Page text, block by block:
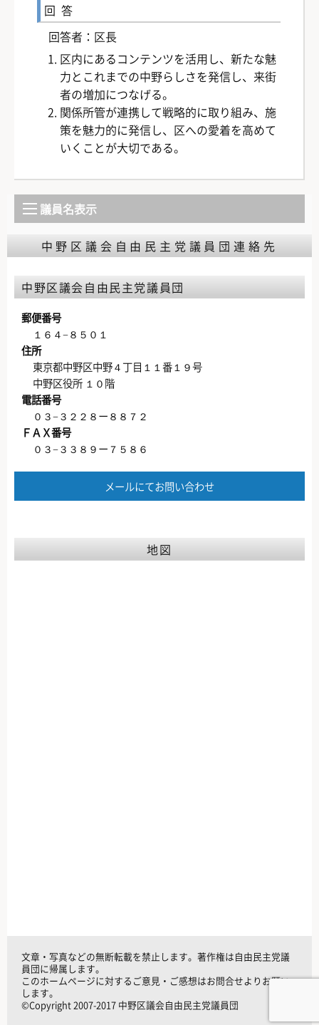
回答
回答者：区長
区内にあるコンテンツを活用し、新たな魅
力とこれまでの中野らしさを発信し、来街
者の増加につなげる。
関係所管が連携して戦略的に取り組み、施
策を魅力的に発信し、区への愛着を高めて
いくことが大切である。
議員名表示
中野区議会自由民主党議員団連絡先
中野区議会自由民主党議員団
郵便番号
１６４−８５０１
住所
東京都中野区中野４丁目１１番１９号
中野区役所 １０階
電話番号
０３−３２２８ー８８７２
ＦＡＸ番号
０３−３３８９ー７５８６
メールにてお問い合わせ
地図
文章・写真などの無断転載を禁止します。著作権は自由民主党議
員団に帰属します。
このホームページに対するご意見・ご感想はお問合せよりお願い
します。
©Copyright 2007-2017 中野区議会自由民主党議員団